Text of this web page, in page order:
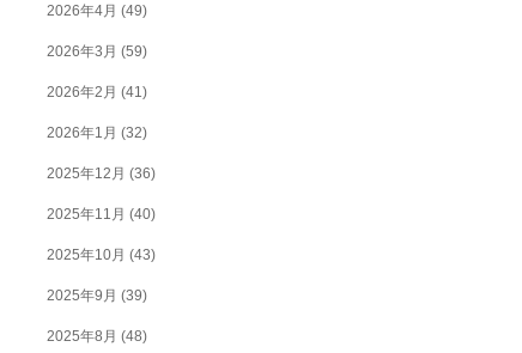
2026年4月 (49)
2026年3月 (59)
2026年2月 (41)
2026年1月 (32)
2025年12月 (36)
2025年11月 (40)
2025年10月 (43)
2025年9月 (39)
2025年8月 (48)